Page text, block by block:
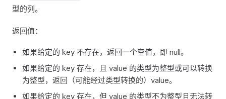
型的列。
返回值：
如果给定的 key 不存在，返回一个空值，即 null。
如果给定的 key 存在，且 value 的类型为整型或可以转换
为整型，返回（可能经过类型转换的）value。
如果给定的 key 存在，但 value 的类型不为整型且无法转